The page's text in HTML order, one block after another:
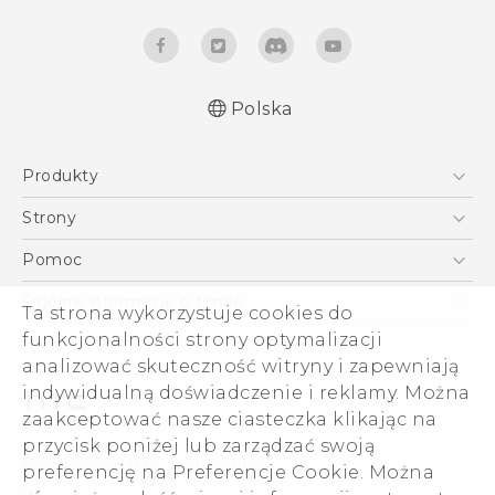
Ta strona wykorzystuje cookies do
funkcjonalności strony optymalizacji
analizować skuteczność witryny i zapewniają
indywidualną doświadczenie i reklamy. Można
zaakceptować nasze ciasteczka klikając na
przycisk poniżej lub zarządzać swoją
preferencję na Preferencje Cookie. Można
Polska
Produkty
Smartfony
VIVE
Akcesoria
Strony
HTC Vive
Pomoc
Pomoc E-commerce
Ogólne informacje o firmie
ESG
Informacje o firmie
Dla inwestorów (angielski)
Cookie Preferences
Kariera
© 2011-2026 HTC Corporation